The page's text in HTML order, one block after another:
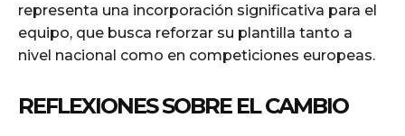
representa una incorporación significativa para el
equipo, que busca reforzar su plantilla tanto a
nivel nacional como en competiciones europeas.
REFLEXIONES SOBRE EL CAMBIO